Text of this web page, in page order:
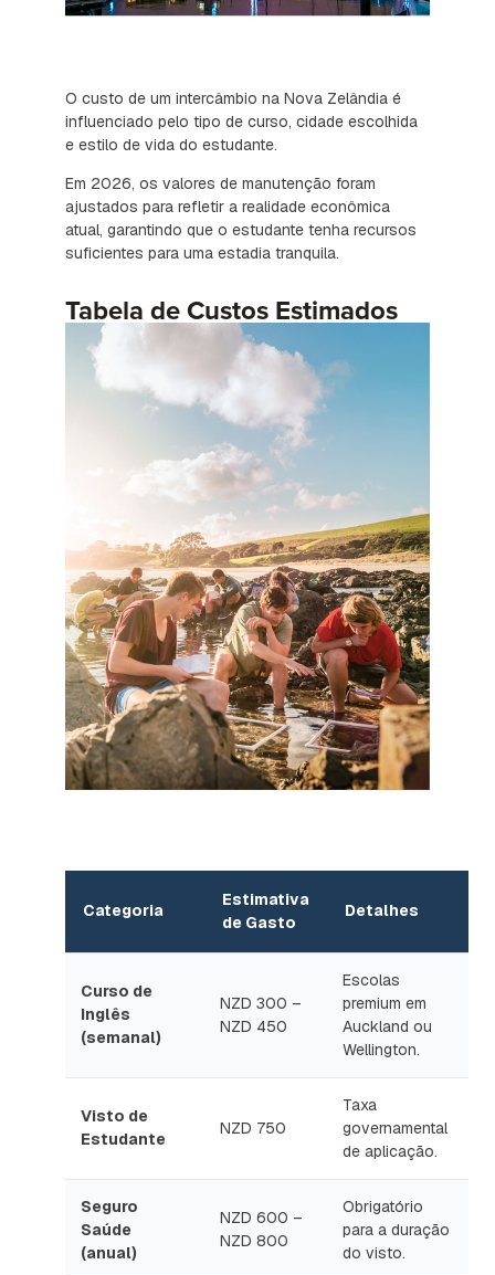
O custo de um intercâmbio na Nova Zelândia é
influenciado pelo tipo de curso, cidade escolhida
e estilo de vida do estudante.
Em 2026, os valores de manutenção foram
ajustados para refletir a realidade econômica
atual, garantindo que o estudante tenha recursos
suficientes para uma estadia tranquila.
Tabela de Custos Estimados
(Valores em NZD)
Categoria
Estimativa
de Gasto
Detalhes
Curso de
Inglês
(semanal)
NZD 300 –
NZD 450
Escolas
premium em
Auckland ou
Wellington.
Visto de
Estudante
NZD 750
Taxa
governamental
de aplicação.
Seguro
Saúde
(anual)
NZD 600 –
NZD 800
Obrigatório
para a duração
do visto.